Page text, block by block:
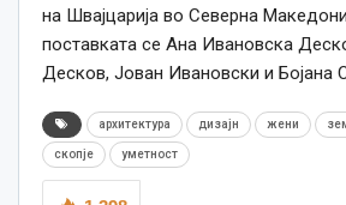
на Швајцарија во Северна
поставката се Ана Ивановска
Десков, Јован Ивановски и Бојана
архитектура дизајн жени
скопје уметност